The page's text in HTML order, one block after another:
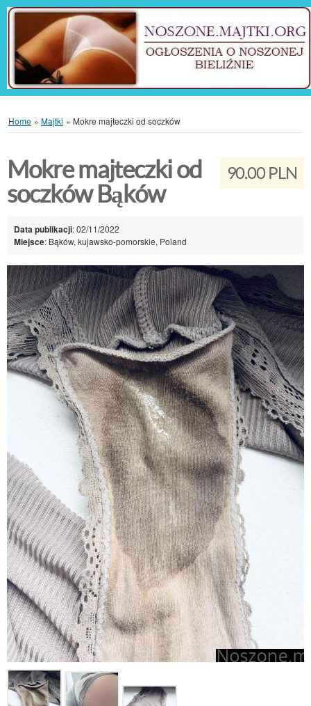
Home » Majtki » Mokre majteczki od soczków
90.00 PLN
Mokre majteczki od
soczków Bąków
Data publikacji: 02/11/2022
Miejsce: Bąków, kujawsko-pomorskie, Poland